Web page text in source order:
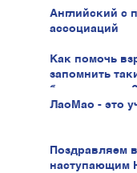
Английский с
ассоциаций
Как помочь
запомнить
буквы иврита?
ЛаоМао - это
Поздравляем
наступающим